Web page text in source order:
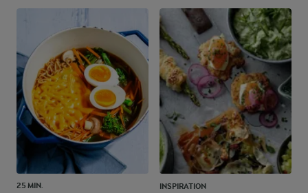
Kohlenhydrate
25 MIN. INSPIRATION